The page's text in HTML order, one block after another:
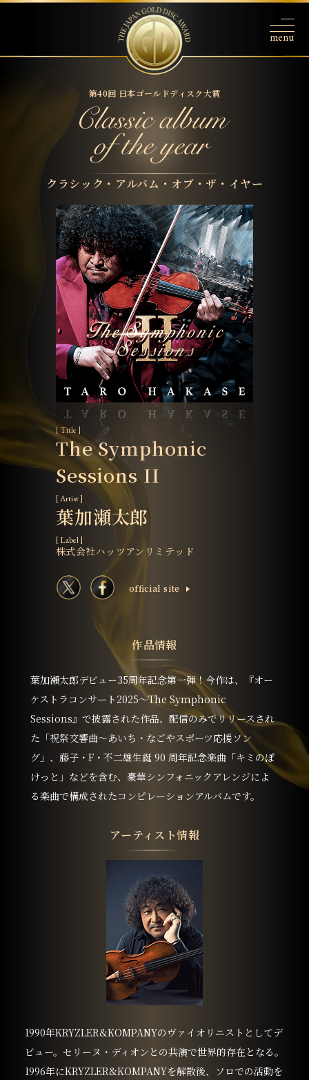
第40回 日本ゴールドディスク大賞
クラシック・アルバム・オブ・ザ・イヤー
[ Title ]
The Symphonic
Sessions II
[ Artist ]
葉加瀬太郎
[ Label ]
株式会社ハッツアンリミテッド
ofﬁcial site
作品情報
葉加瀬太郎デビュー35周年記念第一弾！今作は、『オー
ケストラコンサート2025〜The Symphonic
Sessions』で披露された作品、配信のみでリリースされ
た「祝祭交響曲〜あいち・なごやスポーツ応援ソン
グ」、藤子・F・不二雄生誕 90 周年記念楽曲「キミのぽ
けっと」などを含む、豪華シンフォニックアレンジによ
る楽曲で構成されたコンピレーションアルバムです。
アーティスト情報
1990年KRYZLER&KOMPANYのヴァイオリニストとしてデ
ビュー。セリーヌ・ディオンとの共演で世界的存在となる。
1996年にKRYZLER&KOMPANYを解散後、ソロでの活動を